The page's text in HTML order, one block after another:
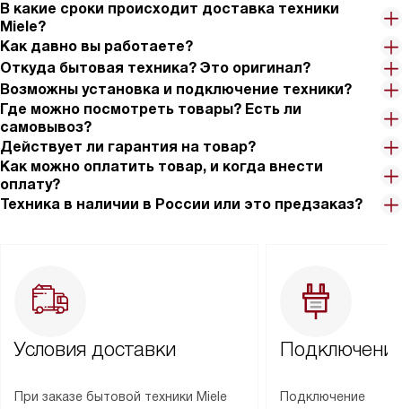
В какие сроки происходит доставка техники
Miele?
Как давно вы работаете?
Откуда бытовая техника? Это оригинал?
Возможны установка и подключение техники?
Где можно посмотреть товары? Есть ли
самовывоз?
Действует ли гарантия на товар?
Как можно оплатить товар, и когда внести
оплату?
Техника в наличии в России или это предзаказ?
Условия доставки
При заказе бытовой техники Miele
Подключение